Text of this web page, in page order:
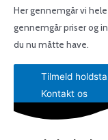
Her gennemgår vi
gennemgår priser og
du nu måtte have.
Tilmeld
Kontakt os